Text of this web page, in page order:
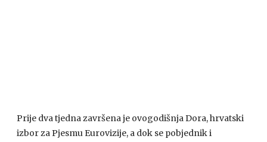
Prije dva tjedna završena je ovogodišnja Dora, hrvatski
izbor za Pjesmu Eurovizije, a dok se pobjednik i